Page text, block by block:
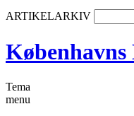
ARTIKELARKIV
Københavns
Tema
menu